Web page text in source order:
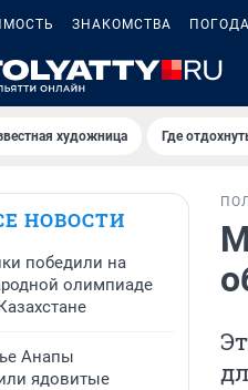
ЗНАКОМСТВА ПОГОДА
художница Где
НОВОСТИ
победили на
олимпиаде
Анапы
ядовитые